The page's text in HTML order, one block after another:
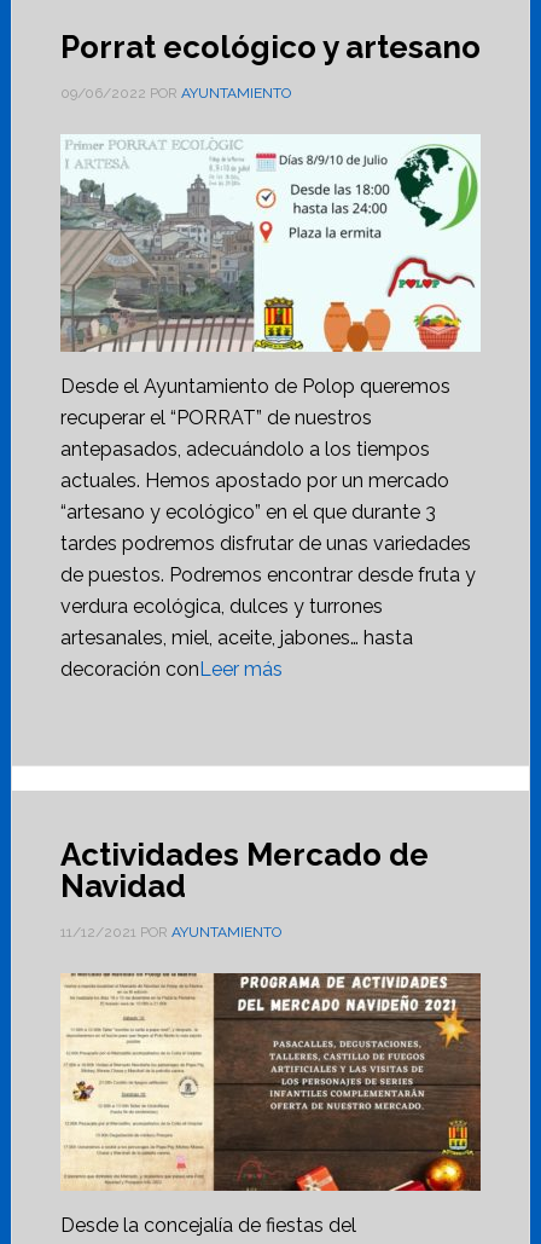
Porrat ecológico y artesano
09/06/2022 POR AYUNTAMIENTO
Desde el Ayuntamiento de Polop queremos
recuperar el “PORRAT” de nuestros
antepasados, adecuándolo a los tiempos
actuales. Hemos apostado por un mercado
“artesano y ecológico” en el que durante 3
tardes podremos disfrutar de unas variedades
de puestos. Podremos encontrar desde fruta y
verdura ecológica, dulces y turrones
artesanales, miel, aceite, jabones… hasta
decoración conLeer más
Actividades Mercado de
Navidad
11/12/2021 POR AYUNTAMIENTO
Desde la concejalía de fiestas del